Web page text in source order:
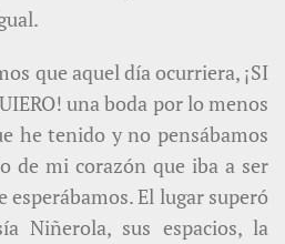
que aquel día ocurriera, ¡SI
una boda por lo menos
he tenido y no pensábamos
de mi corazón que iba a ser
esperábamos. El lugar superó
Niñerola, sus espacios, la